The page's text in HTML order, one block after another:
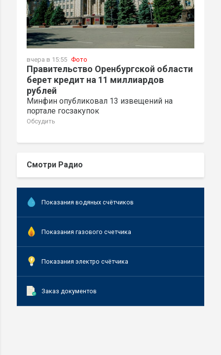
вчера в 15:55 Фото
Правительство Оренбургской области
берет кредит на 11 миллиардов
рублей
Минфин опубликовал 13 извещений на
портале госзакупок
Обсудить
Смотри Радио
Показания водяных счётчиков
Показания газового счетчика
Показания электро счётчика
Заказ документов